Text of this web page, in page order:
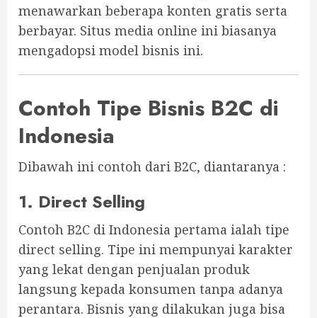
menawarkan beberapa konten gratis serta
berbayar. Situs media online ini biasanya
mengadopsi model bisnis ini.
Contoh Tipe Bisnis B2C di
Indonesia
Dibawah ini contoh dari B2C, diantaranya :
1. Direct Selling
Contoh B2C di Indonesia pertama ialah tipe
direct selling. Tipe ini mempunyai karakter
yang lekat dengan penjualan produk
langsung kepada konsumen tanpa adanya
perantara. Bisnis yang dilakukan juga bisa